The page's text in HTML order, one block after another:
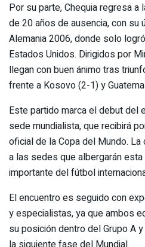
Por su parte, Chequia regresa
de 20 años de ausencia, con su
Alemania 2006, donde solo
Estados Unidos. Dirigidos por
llegan con buen ánimo tras
frente a Kosovo (2-1) y
Este partido marca el debut del
sede mundialista, que recibirá
oficial de la Copa del Mundo.
a las sedes que albergarán
importante del fútbol
El encuentro es seguido con
y especialistas, ya que ambos
su posición dentro del Grupo A